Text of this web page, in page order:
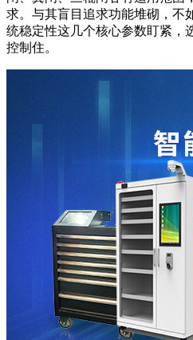
求。与其盲目追求功能堆砌，不
统稳定性这几个核心参数盯紧，
控制住。